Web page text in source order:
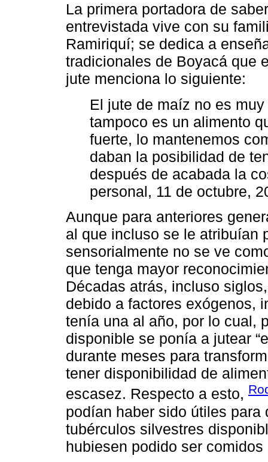
La primera portadora de
entrevistada vive con su
Ramiriquí; se dedica a
tradicionales de Boyacá que
jute menciona lo siguiente:
El jute de maíz no es
tampoco es un alimento
fuerte, lo mantenemos
daban la posibilidad de
después de acabada la
personal, 11 de octubre,
Aunque para anteriores
al que incluso se le atribuían
sensorialmente no se ve
que tenga mayor
Décadas atrás, incluso
debido a factores exógenos,
tenía una al año, por lo cual,
disponible se ponía a jutear
durante meses para
tener disponibilidad de
escasez. Respecto a esto,
podían haber sido útiles
tubérculos silvestres
hubiesen podido ser